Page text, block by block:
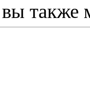
также